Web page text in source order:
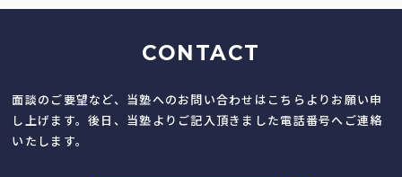
CONTACT
面談のご要望など、当塾へのお問い合わせはこちらよりお願い申
し上げます。後日、当塾よりご記入頂きました電話番号へご連絡
いたします。